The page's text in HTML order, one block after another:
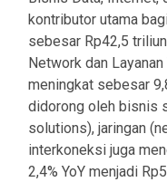
kontributor utama
sebesar Rp42,5
Network dan
meningkat sebesar
didorong oleh bisnis
solutions), jaringan
interkoneksi juga
2,4% YoY menjadi